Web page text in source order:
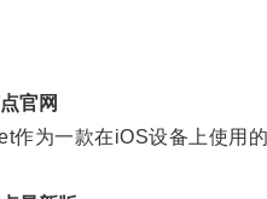
官网
为一款在iOS设备上使用的